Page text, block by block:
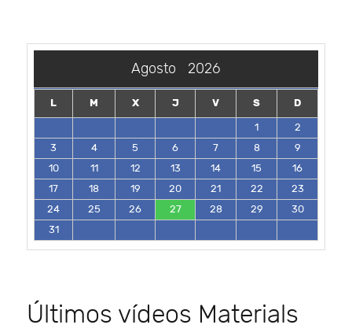
Agosto 2026
L M X J V S
D
1
2
3
4 5 6 7 8
9
10
11 12 13 14 15
16
17
18 19 20 21 22
23
24
25 26 27 28 29
30
31
Últimos vídeos Materials